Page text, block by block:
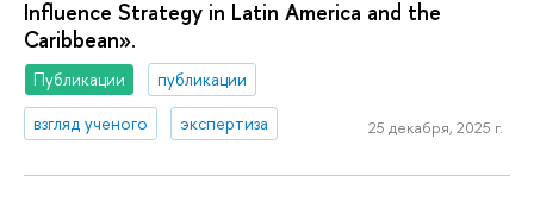
Influence Strategy in Latin America and the
Caribbean».
Публикации
публикации
взгляд ученого
экспертиза 25 декабря, 2025 г.